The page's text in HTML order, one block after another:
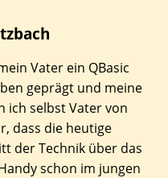
Vater ein QBasic
geprägt und meine
ich selbst Vater von
dass die heutige
der Technik über das
schon im jungen